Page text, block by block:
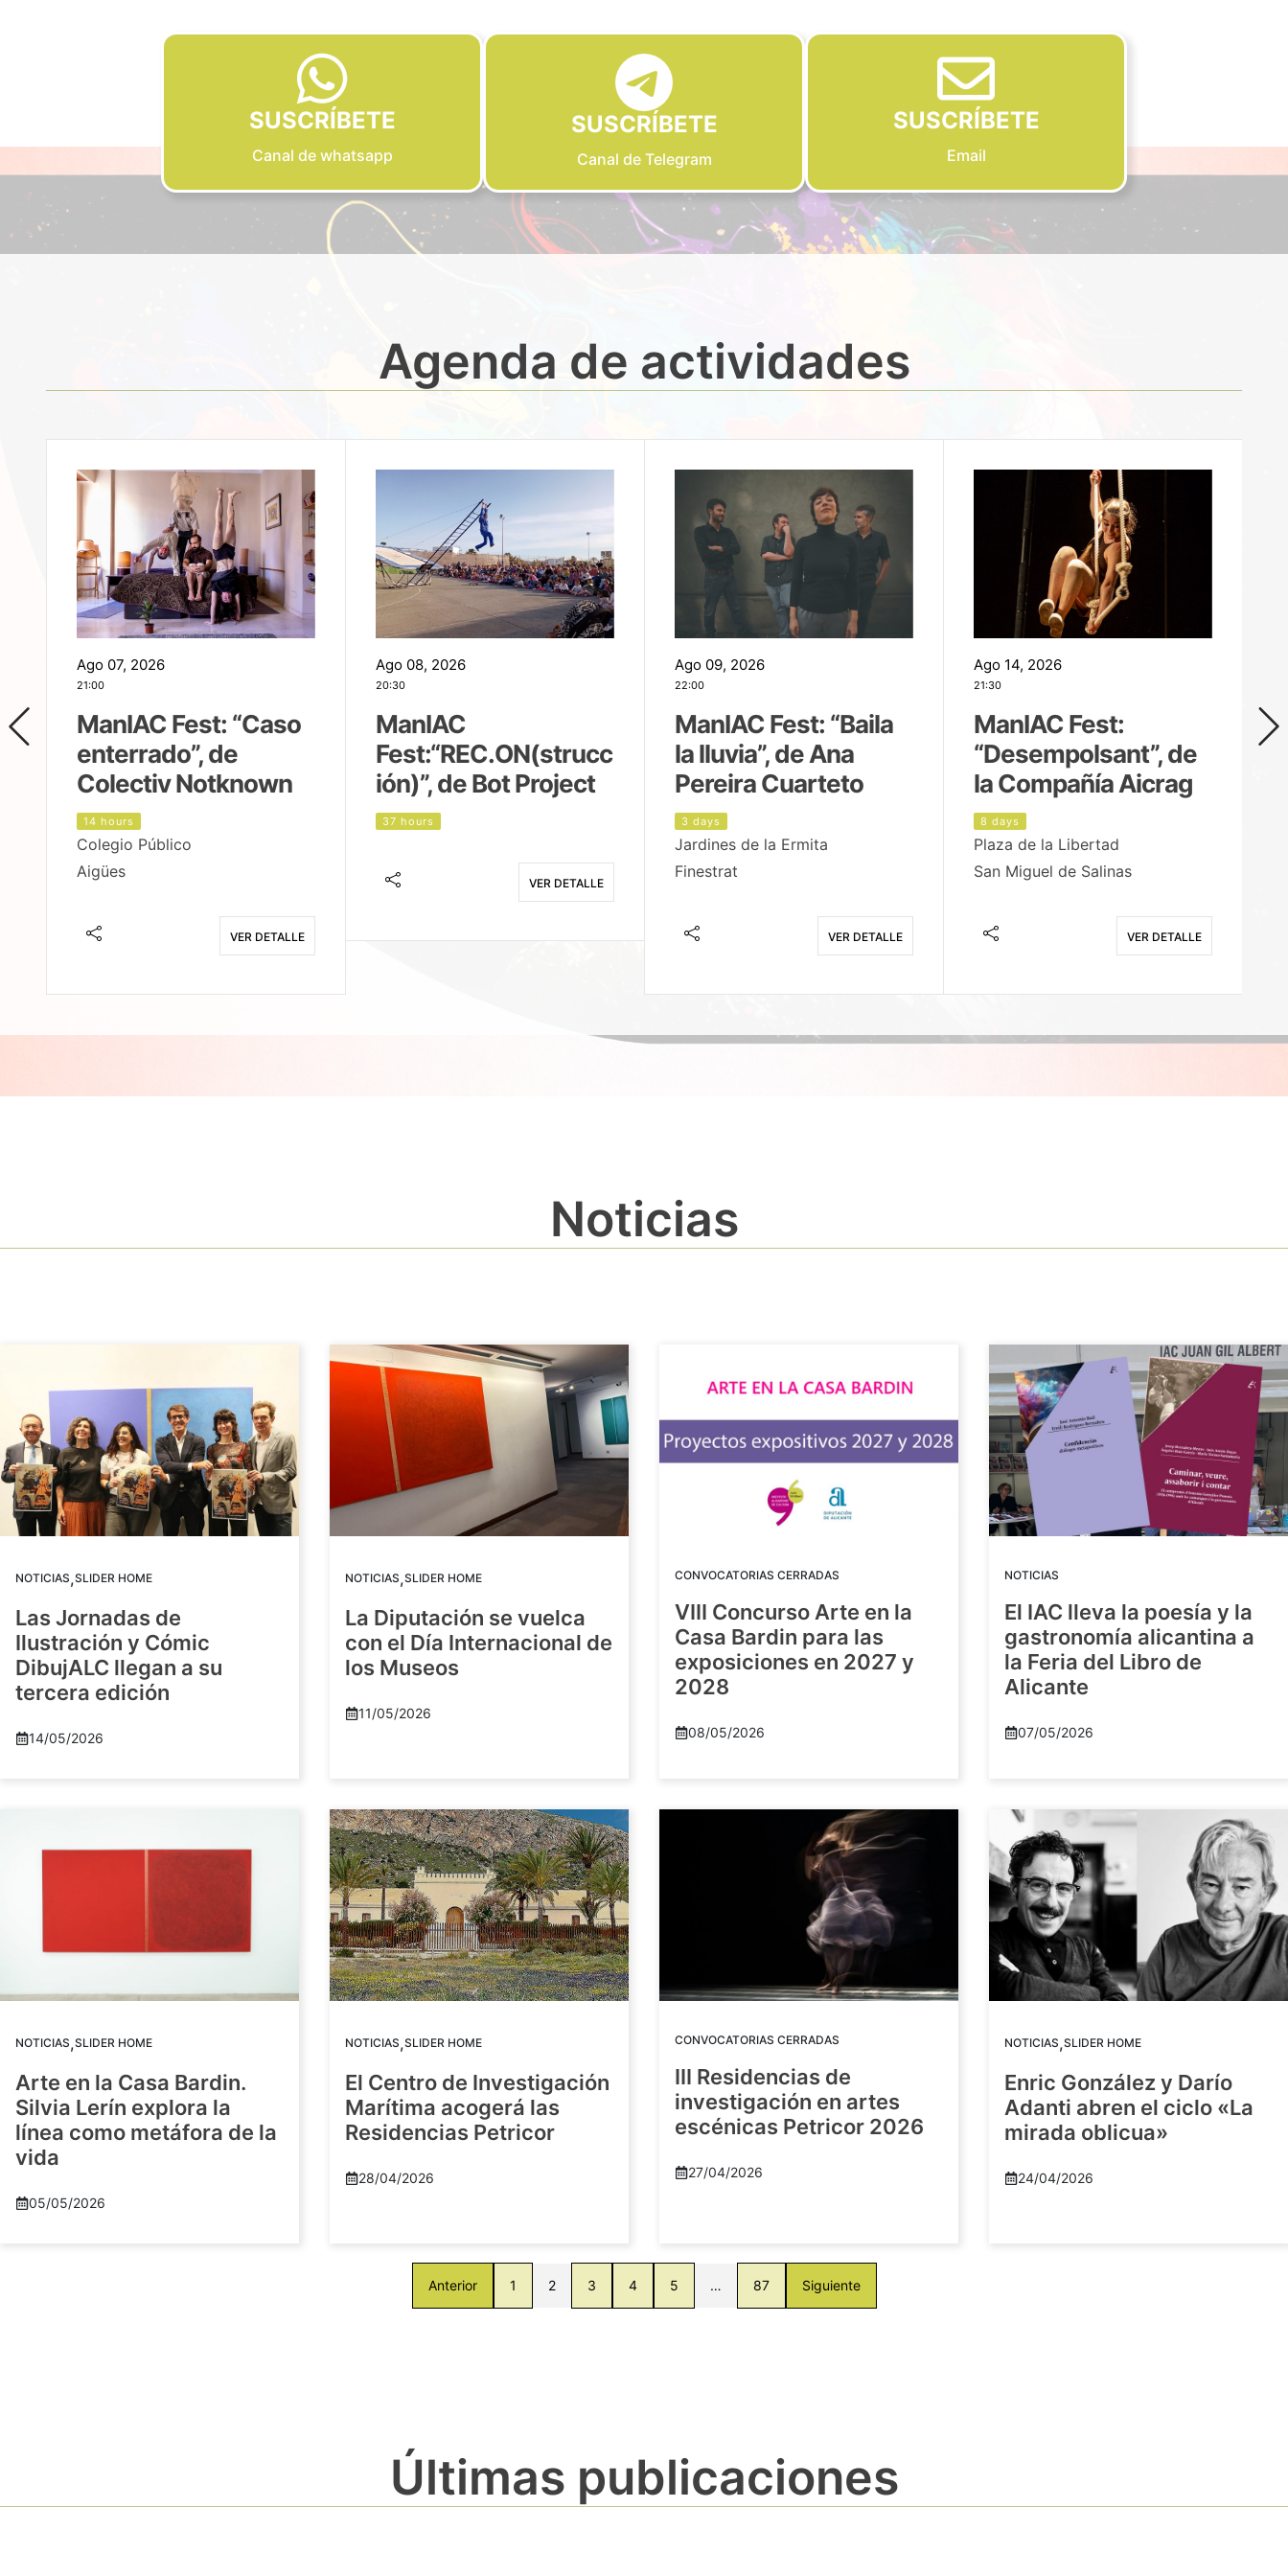
SUSCRÍBETE
Canal de whatsapp
SUSCRÍBETE
Canal de Telegram
SUSCRÍBETE
Email
Agenda de actividades
Ago 07, 2026
21:00
ManIAC Fest: “Caso
enterrado”, de
Colectiv Notknown
14 hours
Colegio Público
Aigües
VER DETALLE
Ago 08, 2026
20:30
ManIAC
Fest:“REC.ON(strucc
ión)”, de Bot Project
37 hours
VER DETALLE
Ago 09, 2026
22:00
ManIAC Fest: “Baila
la lluvia”, de Ana
Pereira Cuarteto
3 days
Jardines de la Ermita
Finestrat
VER DETALLE
Ago 14, 2026
21:30
ManIAC Fest:
“Desempolsant”, de
la Compañía Aicrag
8 days
Plaza de la Libertad
San Miguel de Salinas
VER DETALLE
Noticias
NOTICIAS,SLIDER HOME
Las Jornadas de
Ilustración y Cómic
DibujALC llegan a su
tercera edición
14/05/2026
NOTICIAS,SLIDER HOME
La Diputación se vuelca
con el Día Internacional de
los Museos
11/05/2026
CONVOCATORIAS CERRADAS
VIII Concurso Arte en la
Casa Bardin para las
exposiciones en 2027 y
2028
08/05/2026
NOTICIAS
El IAC lleva la poesía y la
gastronomía alicantina a
la Feria del Libro de
Alicante
07/05/2026
NOTICIAS,SLIDER HOME
Arte en la Casa Bardin.
Silvia Lerín explora la
línea como metáfora de la
vida
05/05/2026
NOTICIAS,SLIDER HOME
El Centro de Investigación
Marítima acogerá las
Residencias Petricor
28/04/2026
CONVOCATORIAS CERRADAS
III Residencias de
investigación en artes
escénicas Petricor 2026
27/04/2026
NOTICIAS,SLIDER HOME
Enric González y Darío
Adanti abren el ciclo «La
mirada oblicua»
24/04/2026
Anterior 1 2 3 4 5 … 87 Siguiente
Últimas publicaciones